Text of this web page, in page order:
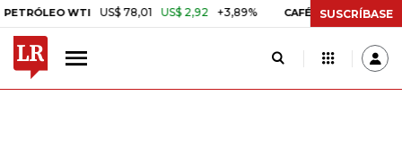
US$ 78,01 US$ 2,92 +3,89% CAFÉ COLOMBIAN MILDS US$ 3,80
SUSCRÍBASE